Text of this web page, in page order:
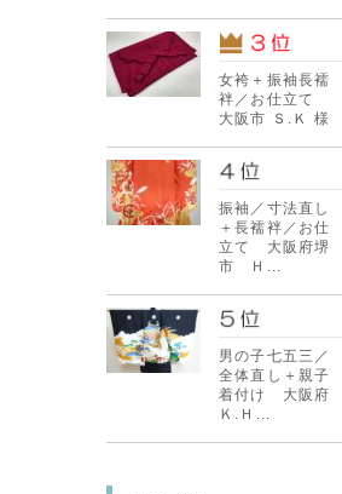
女袴＋振袖長襦
袢／お仕立て
大阪市 Ｓ.Ｋ 様
振袖／寸法直し
＋長襦袢／お仕
立て 大阪府堺
市 Ｈ...
男の子七五三／
全体直し＋親子
着付け 大阪府
Ｋ.Ｈ...